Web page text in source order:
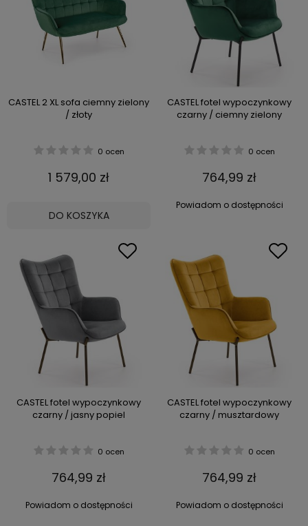
CASTEL 2 XL sofa ciemny zielony
/ złoty
0 ocen
1 579,00 zł
DO KOSZYKA
CASTEL fotel wypoczynkowy
czarny / ciemny zielony
0 ocen
764,99 zł
Powiadom o dostępności
CASTEL fotel wypoczynkowy
czarny / jasny popiel
0 ocen
764,99 zł
Powiadom o dostępności
CASTEL fotel wypoczynkowy
czarny / musztardowy
0 ocen
764,99 zł
Powiadom o dostępności